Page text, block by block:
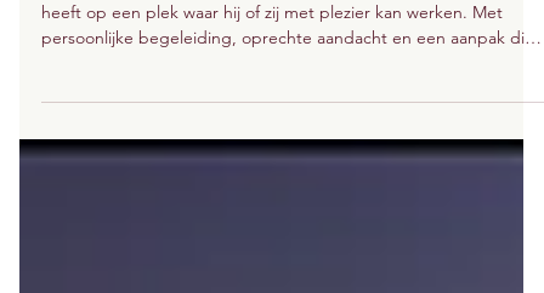
heeft op een plek waar hij of zij met plezier kan werken. Met
persoonlijke begeleiding, oprechte aandacht en een aanpak die
talent, groei en werkgeluk centraal staan.